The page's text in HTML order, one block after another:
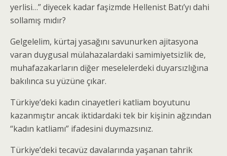
yerlisi…” diyecek kadar faşizmde Hellenist Batı’yı dahi
sollamış mıdır?
Gelgelelim, kürtaj yasağını savunurken ajitasyona
varan duygusal mülahazalardaki samimiyetsizlik de,
muhafazakarların diğer meselelerdeki duyarsızlığına
bakılınca su yüzüne çıkar.
Türkiye’deki kadın cinayetleri katliam boyutunu
kazanmıştır ancak iktidardaki tek bir kişinin ağzından
“kadın katliamı” ifadesini duymazsınız.
Türkiye’deki tecavüz davalarında yaşanan tahrik